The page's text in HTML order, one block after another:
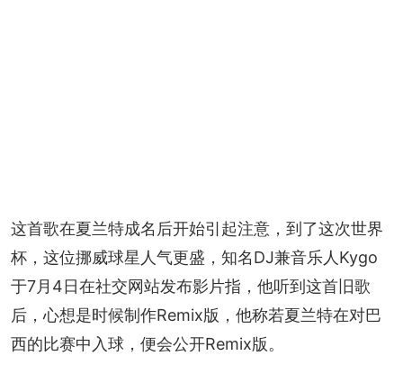
这首歌在夏兰特成名后开始引起注意，到了这次世界
杯，这位挪威球星人气更盛，知名DJ兼音乐人Kygo
于7月4日在社交网站发布影片指，他听到这首旧歌
后，心想是时候制作Remix版，他称若夏兰特在对巴
西的比赛中入球，便会公开Remix版。